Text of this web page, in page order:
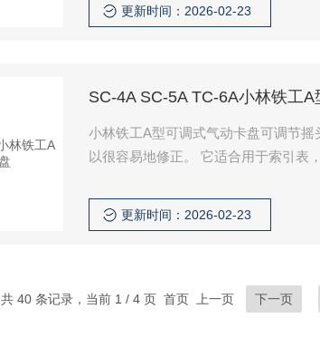
更新时间：2026-02-23
SC-4A SC-5A TC-6A小林铁工
小林铁工A型可调式气动卡盘可调节
以很容易地修正。 它适合用于索引表
更新时间：2026-02-23
共 40 条记录，当前 1 / 4 页 首页 上一页 下一页